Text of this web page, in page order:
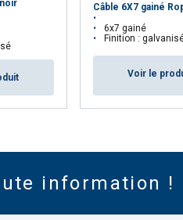
Câble 6X7 gainé
6x7 gainé
Finition :
Voir le
information !